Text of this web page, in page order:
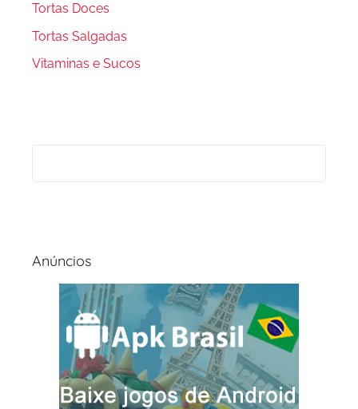
Tortas Doces
Tortas Salgadas
Vitaminas e Sucos
Anúncios